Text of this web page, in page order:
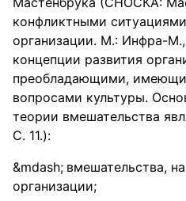
конфликтными
организации. М.: Инфра-М.,
концепции развития
преобладающими,
вопросами культуры.
теории вмешательства
С. 11.):
вмешательства,
организации;